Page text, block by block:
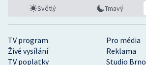
TV program
Pro média
Živé vysílání
Reklama
TV poplatky
Studio Brno
Světlý Tmavý